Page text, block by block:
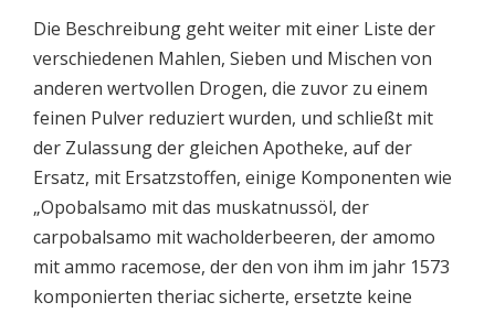
Die Beschreibung geht weiter mit einer Liste der
verschiedenen Mahlen, Sieben und Mischen von
anderen wertvollen Drogen, die zuvor zu einem
feinen Pulver reduziert wurden, und schließt mit
der Zulassung der gleichen Apotheke, auf der
Ersatz, mit Ersatzstoffen, einige Komponenten wie
„Opobalsamo mit das muskatnussöl, der
carpobalsamo mit wacholderbeeren, der amomo
mit ammo racemose, der den von ihm im jahr 1573
komponierten theriac sicherte, ersetzte keine